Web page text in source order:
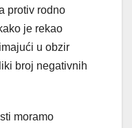
protiv rodno
je rekao
u obzir
broj negativnih
moramo